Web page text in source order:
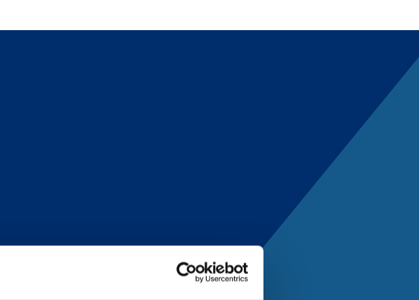
und 2015 erfolgte die Qualifizierung zur
Brandschutz durch den Freistaat Thüringen